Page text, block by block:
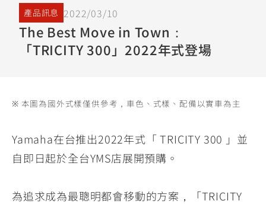
YZF-R3
YZF-R15
MT-
07
MT-
07
MT-
03
MT-
15
NMAX
AUGUR
X
125
150
RS NEO
產品訊息 2022/03/10
The Best Move in Town：
「TRICITY 300」2022年式登場
※ 本圖為國外式樣僅供參考，車色、式樣、配備以實車為主
Yamaha在台推出2022年式「 TRICITY 300 」並
自即日起於全台YMS店展開預購。
為追求成為最聰明都會移動的方案，「TRICITY